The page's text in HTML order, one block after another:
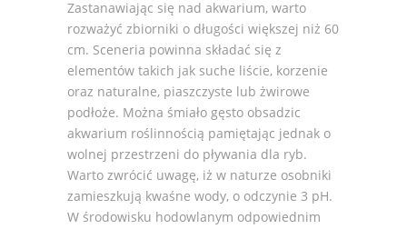
Zastanawiając się nad akwarium, warto
rozważyć zbiorniki o długości większej niż 60
cm. Sceneria powinna składać się z
elementów takich jak suche liście, korzenie
oraz naturalne, piaszczyste lub żwirowe
podłoże. Można śmiało gęsto obsadzic
akwarium roślinnością pamiętając jednak o
wolnej przestrzeni do pływania dla ryb.
Warto zwrócić uwagę, iż w naturze osobniki
zamieszkują kwaśne wody, o odczynie 3 pH.
W środowisku hodowlanym odpowiednim